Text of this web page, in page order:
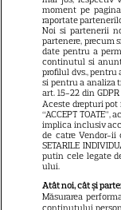
moment pe
raportate
Noi si partenerii
partenere, precum
date pentru a
continutul si
profilul dvs.,
si pentru a analiza
art. 15-22 din
Aceste drepturi
“ACCEPT
implica inclusiv
de catre Vendor-ii
SETARILE
putin cele legate
ului.
Atât noi, cât și
Măsurarea
conținutului